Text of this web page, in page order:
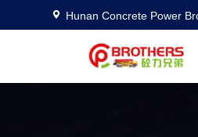
Hunan Concrete Power